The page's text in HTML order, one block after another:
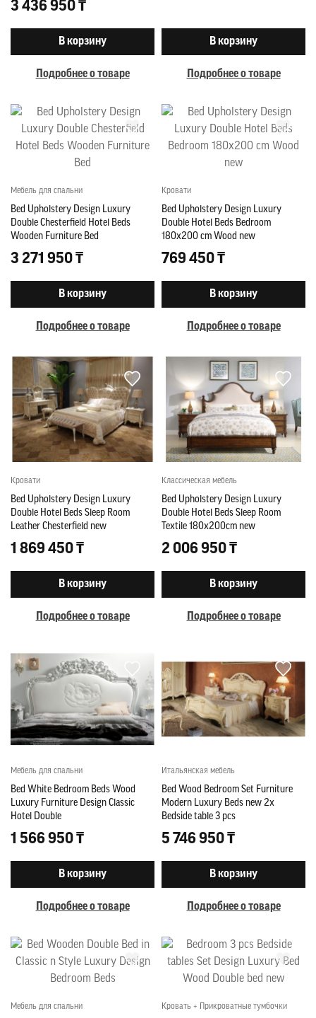
3 436 950 ₸
В корзину
Подробнее о товаре
В корзину
Подробнее о товаре
Мебель для спальни
Bed Upholstery Design Luxury
Double Chesterfield Hotel Beds
Wooden Furniture Bed
3 271 950 ₸
В корзину
Подробнее о товаре
Кровати
Bed Upholstery Design Luxury
Double Hotel Beds Bedroom
180x200 cm Wood new
769 450 ₸
В корзину
Подробнее о товаре
Кровати
Bed Upholstery Design Luxury
Double Hotel Beds Sleep Room
Leather Chesterfield new
1 869 450 ₸
В корзину
Подробнее о товаре
Классическая мебель
Bed Upholstery Design Luxury
Double Hotel Beds Sleep Room
Textile 180x200cm new
2 006 950 ₸
В корзину
Подробнее о товаре
Мебель для спальни
Bed White Bedroom Beds Wood
Luxury Furniture Design Classic
Hotel Double
1 566 950 ₸
В корзину
Подробнее о товаре
Итальянская мебель
Bed Wood Bedroom Set Furniture
Modern Luxury Beds new 2x
Bedside table 3 pcs
5 746 950 ₸
В корзину
Подробнее о товаре
Мебель для спальни Кровать + Прикроватные тумбочки